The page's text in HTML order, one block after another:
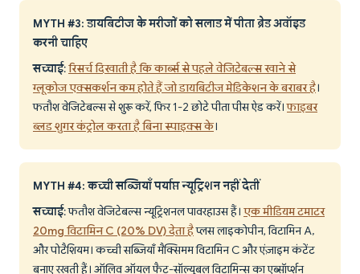
MYTH #3: डायबिटीज के मरीजों को सलाड में पीता ब्रेड अवॉइड
करनी चाहिए
सच्चाई:रिसर्च दिखाती है कि कार्ब्स से पहले वेजिटेबल्स खाने से
ग्लूकोज एक्सकर्शन कम होते हैं जो डायबिटीज मेडिकेशन के बराबर है।
फतौश वेजिटेबल्स से शुरू करें, फिर 1-2 छोटे पीता पीस ऐड करें।फाइबर
ब्लड शुगर कंट्रोल करता है बिना स्पाइक्स के।
MYTH #4: कच्ची सब्जियाँ पर्याप्त न्यूट्रिशन नहीं देतीं
सच्चाई: फतौश वेजिटेबल्स न्यूट्रिशनल पावरहाउस हैं। एक मीडियम टमाटर
20mg विटामिन C (20% DV) देता हैप्लस लाइकोपीन, विटामिन A,
और पोटैशियम। कच्ची सब्जियाँ मैक्सिमम विटामिन C और एंज़ाइम कंटेंट
बनाए रखती हैं। ऑलिव ऑयल फैट-सॉल्युबल विटामिन्स का एब्सॉर्प्शन